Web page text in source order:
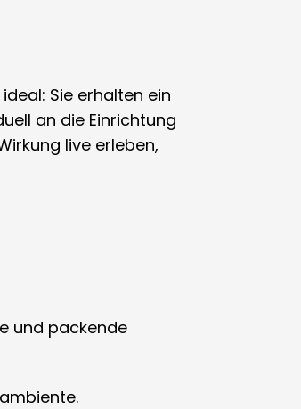
Sie erhalten ein
an die Einrichtung
live erleben,
und packende